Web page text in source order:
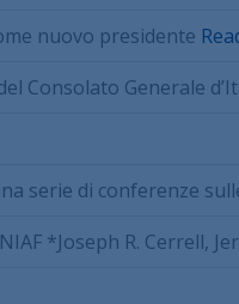
nuovo presidente
Consolato Generale
serie di conferenze
*Joseph R. Cerrell,